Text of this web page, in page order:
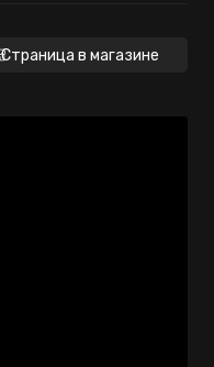
Страница в магазине